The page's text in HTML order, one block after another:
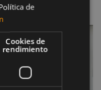
de
Cookies de
rendimiento